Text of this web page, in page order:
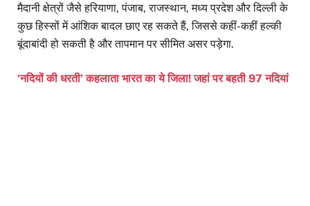
मैदानी क्षेत्रों जैसे हरियाणा, पंजाब, राजस्थान, मध्य प्रदेश और दिल्ली के
कुछ हिस्सों में आंशिक बादल छाए रह सकते हैं, जिससे कहीं-कहीं हल्की
बूंदाबांदी हो सकती है और तापमान पर सीमित असर पड़ेगा.
‘नदियों की धरती’ कहलाता भारत का ये जिला! जहां पर बहती 97 नदियां